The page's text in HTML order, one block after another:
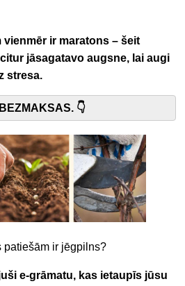
vienmēr ir maratons – šeit
jāsagatavo augsne, lai augi
stresa.
👇
patiešām ir jēgpilns?
e-grāmatu, kas ietaupīs jūsu